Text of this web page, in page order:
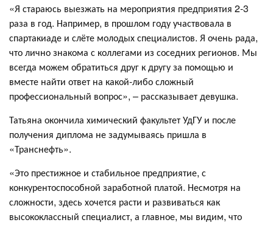
«Я стараюсь выезжать на мероприятия предприятия 2-3
раза в год. Например, в прошлом году участвовала в
спартакиаде и слёте молодых специалистов. Я очень рада,
что лично знакома с коллегами из соседних регионов. Мы
всегда можем обратиться друг к другу за помощью и
вместе найти ответ на какой-либо сложный
профессиональный вопрос», – рассказывает девушка.
Татьяна окончила химический факультет УдГУ и после
получения диплома не задумываясь пришла в
«Транснефть».
«Это престижное и стабильное предприятие, с
конкурентоспособной заработной платой. Несмотря на
сложности, здесь хочется расти и развиваться как
высококлассный специалист, а главное, мы видим, что